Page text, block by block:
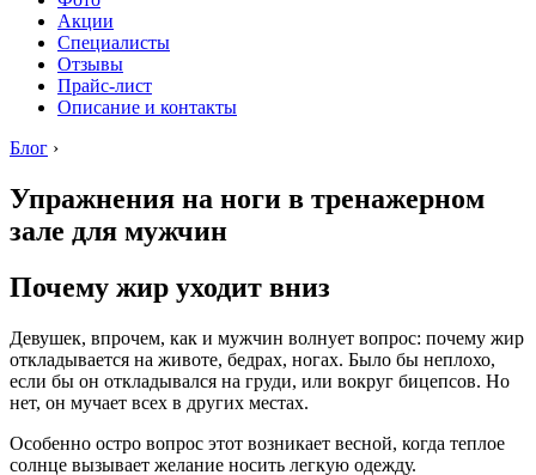
Акции
Специалисты
Отзывы
Прайс-лист
Описание и контакты
Блог ›
Упражнения на ноги в тренажерном
зале для мужчин
Почему жир уходит вниз
Девушек, впрочем, как и мужчин волнует вопрос: почему жир
откладывается на животе, бедрах, ногах. Было бы неплохо,
если бы он откладывался на груди, или вокруг бицепсов. Но
нет, он мучает всех в других местах.
Особенно остро вопрос этот возникает весной, когда теплое
солнце вызывает желание носить легкую одежду.